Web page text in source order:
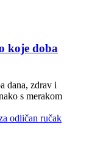
koje doba
dana, zdrav i
s merakom